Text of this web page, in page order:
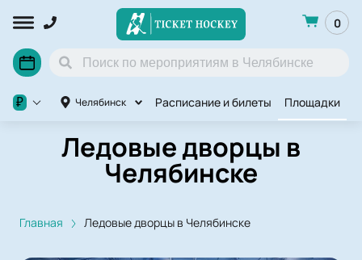
0
Челябинск Расписание и билеты Площадки
₽
Ледовые дворцы в
Челябинске
Главная Ледовые дворцы в Челябинске